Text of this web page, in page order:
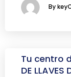
By
Tu centro
DE LLAVES